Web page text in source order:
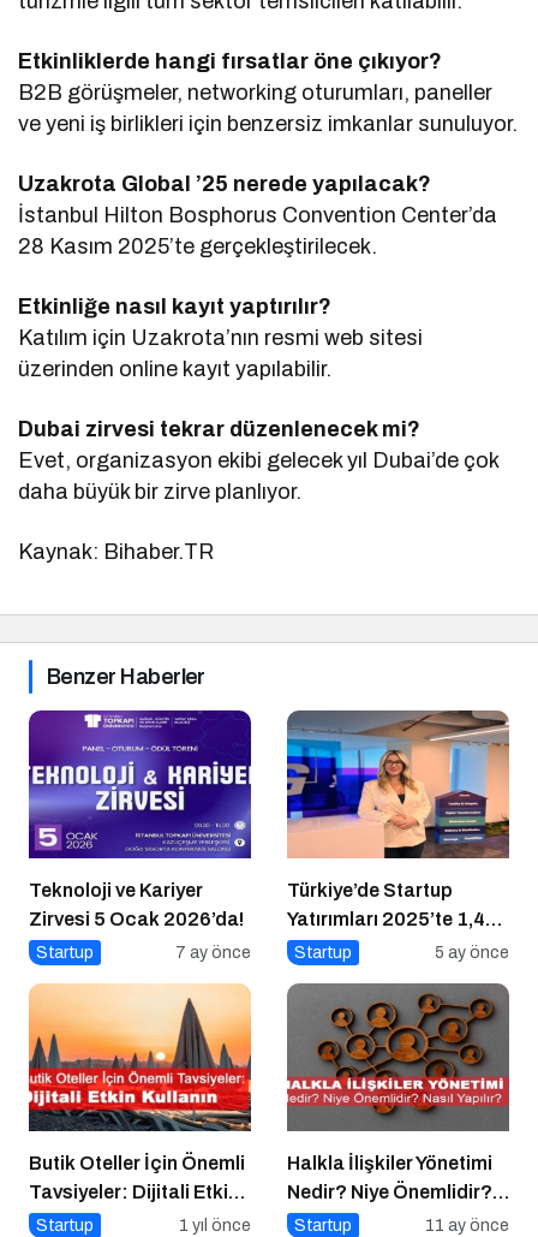
Etkinliklerde hangi fırsatlar öne çıkıyor?
B2B görüşmeler, networking oturumları, paneller
ve yeni iş birlikleri için benzersiz imkanlar sunuluyor.
Uzakrota Global ’25 nerede yapılacak?
İstanbul Hilton Bosphorus Convention Center’da
28 Kasım 2025’te gerçekleştirilecek.
Etkinliğe nasıl kayıt yaptırılır?
Katılım için Uzakrota’nın resmi web sitesi
üzerinden online kayıt yapılabilir.
Dubai zirvesi tekrar düzenlenecek mi?
Evet, organizasyon ekibi gelecek yıl Dubai’de çok
daha büyük bir zirve planlıyor.
Kaynak: Bihaber.TR
Benzer Haberler
Teknoloji ve Kariyer
Zirvesi 5 Ocak 2026’da!
Startup 7 ay önce
Türkiye’de Startup
Yatırımları 2025’te 1,4
Milyar Dolara Ulaştı
Startup 5 ay önce
Butik Oteller İçin Önemli
Tavsiyeler: Dijitali Etkin
Kullanın
Startup 1 yıl önce
Halkla İlişkiler Yönetimi
Nedir? Niye Önemlidir?
Halkla İlişkiler Yönetimi
Startup 11 ay önce